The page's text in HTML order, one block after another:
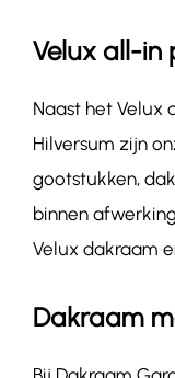
Velux all-in
Naast het Velux
Hilversum zijn
gootstukken,
binnen
Velux dakraam
Dakraam